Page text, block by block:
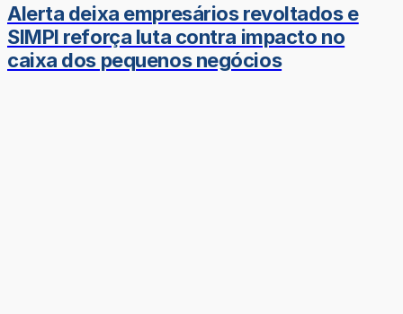
Alerta deixa empresários revoltados e
SIMPI reforça luta contra impacto no
caixa dos pequenos negócios